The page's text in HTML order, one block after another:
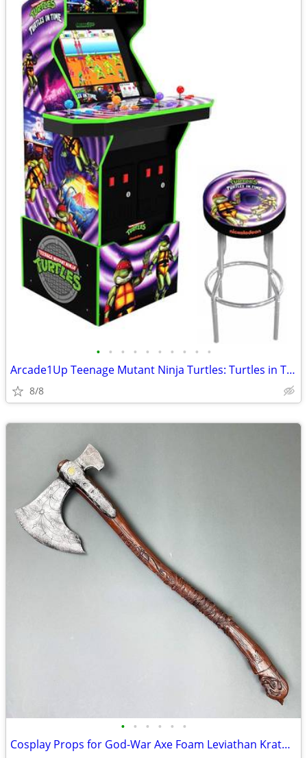
• • • • • • • • • •
Arcade1Up Teenage Mutant Ninja Turtles: Turtles in Time Arcade Machine
8/8
• • • • • •
Cosplay Props for God-War Axe Foam Leviathan Kratos Axe